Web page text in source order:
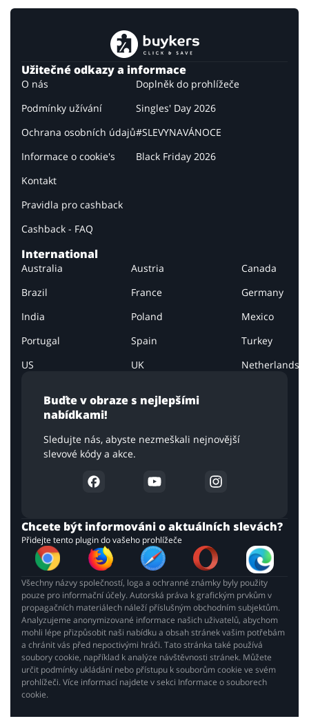
Buďte v obraze s nejlepšími
nabídkami!
Sledujte nás, abyste nezmeškali nejnovější
slevové kódy a akce.
Užitečné odkazy a informace
O nás
Podmínky užívání
Ochrana osobních údajů
Informace o cookie's
Kontakt
Pravidla pro cashback
Cashback - FAQ
Doplněk do prohlížeče
Singles' Day 2026
#SLEVYNAVÁNOCE
Black Friday 2026
International
Australia Austria
Canada
Brazil
France
Germany
India
Poland
Mexico
Portugal
Spain
Turkey
US
UK Netherlands
Chcete být informováni o aktuálních slevách?
Přidejte tento plugin do vašeho prohlížeče
Všechny názvy společností, loga a ochranné známky byly použity
pouze pro informační účely. Autorská práva k grafickým prvkům v
propagačních materiálech náleží příslušným obchodním subjektům.
Analyzujeme anonymizované informace našich uživatelů, abychom
mohli lépe přizpůsobit naši nabídku a obsah stránek vašim potřebám
a chránit vás před nepoctivými hráči. Tato stránka také používá
soubory cookie, například k analýze návštěvnosti stránek. Můžete
určit podmínky ukládání nebo přístupu k souborům cookie ve svém
prohlížeči. Více informací najdete v sekci Informace o souborech
cookie.